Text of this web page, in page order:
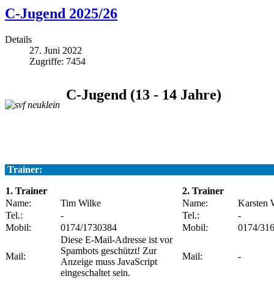
C-Jugend 2025/26
Details
27. Juni 2022
Zugriffe: 7454
C-Jugend (13 - 14 Jahre)
Trainer:
1. Trainer
2. Trainer
Name:
Tim Wilke Name:
Karsten
Tel.:
- Tel.:
-
Mobil:
0174/1730384 Mobil: 0174/
Mail:
Diese E-Mail-Adresse ist vor
Spambots geschützt! Zur
Anzeige muss JavaScript
eingeschaltet sein.
Mail: -